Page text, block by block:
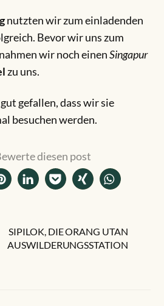
nutzten wir zum einladenden
Bevor wir uns zum
wir noch einenSingapur
zu uns.
gefallen, dass wir sie
besuchen werden.
diesen post
SIPILOK, DIE ORANG UTAN
AUSWILDERUNGSSTATION